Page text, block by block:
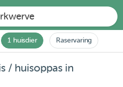
1 huisdier Raservaring
/ huisoppas in